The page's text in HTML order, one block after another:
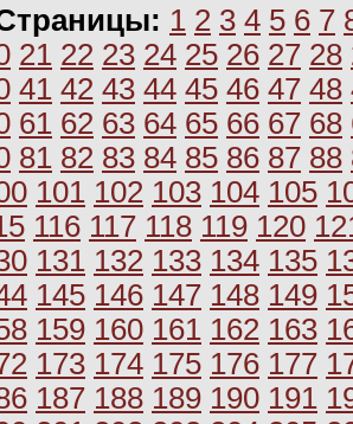
1 2 3 4 5 6 7
21 22 23 24 25 26 27 28
41 42 43 44 45 46 47 48
61 62 63 64 65 66 67 68
81 82 83 84 85 86 87 88
101 102 103 104 105
116 117 118 119 120
131 132 133 134 135
145 146 147 148 149
159 160 161 162 163
173 174 175 176 177
187 188 189 190 191